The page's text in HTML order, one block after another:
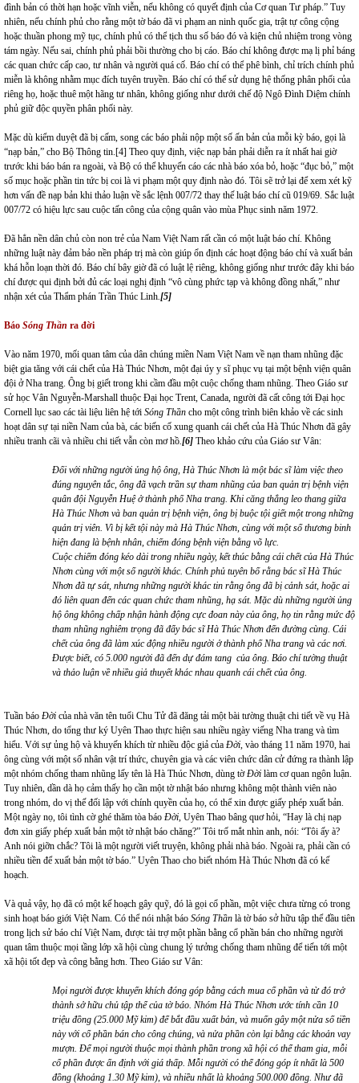
đình bản có thời hạn hoặc vĩnh viễn, nếu không có quyết định của Cơ quan Tư pháp.” Tuy
nhiên, nếu chính phủ cho rằng một tờ báo đã vi phạm an ninh quốc gia, trật tự công cộng
hoặc thuần phong mỹ tục, chính phủ có thể tịch thu số báo đó và kiện chủ nhiệm trong vòng
tám ngày. Nếu sai, chính phủ phải bồi thường cho bị cáo. Báo chí không được mạ lị phỉ báng
các quan chức cấp cao, tư nhân và người quá cố. Báo chí có thể phê bình, chỉ trích chính phủ
miễn là không nhằm mục đích tuyên truyền. Báo chí có thể sử dụng hệ thống phân phối của
riêng họ, hoặc thuê một hãng tư nhân, không giống như dưới chế độ Ngô Đình Diệm chính
phủ giữ độc quyền phân phối này.
Mặc dù kiểm duyệt đã bị cấm, song các báo phải nộp một số ấn bản của mỗi kỳ báo, gọi là
“nạp bản,” cho Bộ Thông tin.[4] Theo quy định, việc nạp bản phải diễn ra ít nhất hai giờ
trước khi báo bán ra ngoài, và Bộ có thể khuyến cáo các nhà báo xóa bỏ, hoặc “đục bỏ,” một
số mục hoặc phần tin tức bị coi là vi phạm một quy định nào đó. Tôi sẽ trở lại để xem xét kỹ
hơn vấn đề nạp bản khi thảo luận về sắc lệnh 007/72 thay thế luật báo chí cũ 019/69. Sắc luật
007/72 có hiệu lực sau cuộc tấn công của cộng quân vào mùa Phục sinh năm 1972.
Đã hẳn nền dân chủ còn non trẻ của Nam Việt Nam rất cần có một luật báo chí. Không
những luật này đảm bảo nền pháp trị mà còn giúp ổn định các hoạt động báo chí và xuất bản
khá hỗn loạn thời đó. Báo chí bây giờ đã có luật lệ riêng, không giống như trước đây khi báo
chí được qui định bởi đủ các loại nghị định “vô cùng phức tạp và không đồng nhất,” như
nhận xét của Thẩm phán Trần Thúc Linh.[5]
Báo Sóng Thần ra đời
Vào năm 1970, mối quan tâm của dân chúng miền Nam Việt Nam về nạn tham nhũng đặc
biệt gia tăng với cái chết của Hà Thúc Nhơn, một đại úy y sĩ phục vụ tại một bệnh viện quân
đội ở Nha trang. Ông bị giết trong khi cầm đầu một cuộc chống tham nhũng. Theo Giáo sư
sử học Vân Nguyễn-Marshall thuộc Đại học Trent, Canada, người đã cất công tới Đại học
Cornell lục sao các tài liệu liên hệ tới Sóng Thần cho một công trình biên khảo về các sinh
hoạt dân sự tại niền Nam của bà, các biến cố xung quanh cái chết của Hà Thúc Nhơn đã gây
nhiều tranh cãi và nhiều chi tiết vẫn còn mơ hồ.[6] Theo khảo cứu của Giáo sư Vân:
Đối với những người ủng hộ ông, Hà Thúc Nhơn là một bác sĩ làm việc theo
đúng nguyên tắc, ông đã vạch trần sự tham nhũng của ban quản trị bệnh viện
quân đội Nguyễn Huệ ở thành phố Nha trang. Khi căng thẳng leo thang giữa
Hà Thúc Nhơn và ban quản trị bệnh viện, ông bị buộc tội giết một trong những
quản trị viên. Vì bị kết tội này mà Hà Thúc Nhơn, cùng với một số thương binh
hiện đang là bệnh nhân, chiếm đóng bệnh viện bằng võ lực.
Cuộc chiếm đóng kéo dài trong nhiều ngày, kết thúc bằng cái chết của Hà Thúc
Nhơn cùng với một số người khác. Chính phủ tuyên bố rằng bác sĩ Hà Thúc
Nhơn đã tự sát, nhưng những người khác tin rằng ông đã bị cảnh sát, hoặc ai
đó liên quan đến các quan chức tham nhũng, hạ sát. Mặc dù những người ủng
hộ ông không chấp nhận hành động cực đoan này của ông, họ tin rằng mức độ
tham nhũng nghiêm trọng đã đẩy bác sĩ Hà Thúc Nhơn đến đường cùng. Cái
chết của ông đã làm xúc động nhiều người ở thành phố Nha trang và các nơi.
Được biết, có 5.000 người đã đến dự đám tang của ông. Báo chí tường thuật
và thảo luận về nhiều giả thuyết khác nhau quanh cái chết của ông.
Tuần báo Đời của nhà văn tên tuổi Chu Tử đã đăng tải một bài tường thuật chi tiết về vụ Hà
Thúc Nhơn, do tổng thư ký Uyên Thao thực hiện sau nhiều ngày viếng Nha trang và tìm
hiểu. Với sự ủng hộ và khuyến khích từ nhiều độc giả của Đời, vào tháng 11 năm 1970, hai
ông cùng với một số nhân vật trí thức, chuyên gia và các viên chức dân cử đứng ra thành lập
một nhóm chống tham nhũng lấy tên là Hà Thúc Nhơn, dùng tờĐời làm cơ quan ngôn luận.
Tuy nhiên, dần dà họ cảm thấy họ cần một tờ nhật báo nhưng không một thành viên nào
trong nhóm, do vị thế đối lập với chính quyền của họ, có thể xin được giấy phép xuất bản.
Một ngày nọ, tôi tình cờ ghé thăm tòa báo Đời, Uyên Thao bâng quơ hỏi, “Hay là chị nạp
đơn xin giấy phép xuất bản một tờ nhật báo chăng?” Tôi trố mắt nhìn anh, nói: “Tôi ấy à?
Anh nói giỡn chắc? Tôi là một người viết truyện, không phải nhà báo. Ngoài ra, phải cần có
nhiều tiền để xuất bản một tờ báo.” Uyên Thao cho biết nhóm Hà Thúc Nhơn đã có kế
hoạch.
Và quả vậy, họ đã có một kế hoạch gây quỹ, đó là gọi cổ phần, một việc chưa từng có trong
sinh hoạt báo giới Việt Nam. Có thể nói nhật báo Sóng Thần là tờ báo sở hữu tập thể đầu tiên
trong lịch sử báo chí Việt Nam, được tài trợ một phần bằng cổ phần bán cho những người
quan tâm thuộc mọi tầng lớp xã hội cùng chung lý tưởng chống tham nhũng để tiến tới một
xã hội tốt đẹp và công bằng hơn. Theo Giáo sư Vân:
Mọi người được khuyến khích đóng góp bằng cách mua cổ phần và từ đó trở
thành sở hữu chủ tập thể của tờ báo. Nhóm Hà Thúc Nhơn ước tính cần 10
triệu đồng (25.000 Mỹ kim) để bắt đầu xuất bản, và muốn gây một nửa số tiền
này với cổ phần bán cho công chúng, và nửa phần còn lại bằng các khoản vay
mượn. Để mọi người thuộc mọi thành phần trong xã hội có thể tham gia, mỗi
cổ phần được ấn định với giá thấp. Mỗi người có thể đóng góp ít nhất là 500
đồng (khoảng 1.30 Mỹ kim), và nhiều nhất là khoảng 500.000 đồng. Như đã